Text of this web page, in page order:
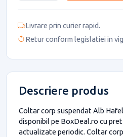
Livrare prin curier rapid.
Retur conform legislatiei in
Descriere produs
Coltar corp suspendat Alb
disponibil pe BoxDeal.ro cu
actualizate periodic. Coltar